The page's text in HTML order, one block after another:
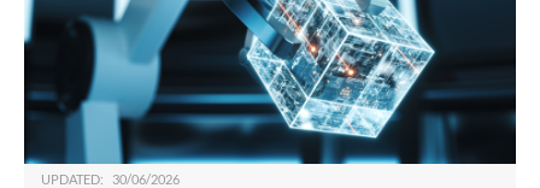
UPDATED: 30/06/2026